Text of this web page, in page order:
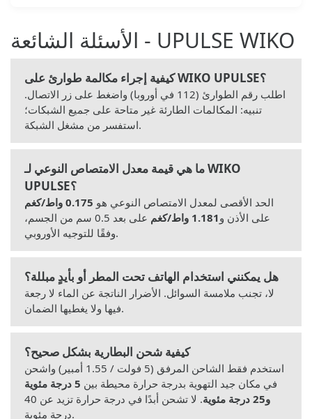
الأسئلة الشائعة - UPULSE WIKO
كيفية إجراء مكالمة طوارئ على WIKO UPULSE؟
اطلب رقم الطوارئ (112 في أوروبا) واضغط على زر الاتصال.
تنبيه: المكالمات الطارئة غير متاحة على جميع الشبكات؛
استفسر من مشغل الشبكة.
ما هي قيمة معدل الامتصاص النوعي لـ WIKO
UPULSE؟
الحد الأقصى لمعدل الامتصاص النوعي هو 0.175 واط/كغم
على الأذن و1.181 واط/كغم
على بعد 0.5 سم من الجسم،
وفقًا للتوجيه الأوروبي.
هل يمكنني استخدام الهاتف تحت المطر أو بأيدٍ مبللة؟
لا، تجنب ملامسة السوائل. الأضرار الناتجة عن الماء لا رجعة
فيها ولا يغطيها الضمان.
كيفية شحن البطارية بشكل صحيح؟
استخدم فقط الشاحن المرفق (5 فولت / 1.55 أمبير) واشحن
في مكان جيد التهوية بدرجة حرارة محيطة بين
5 درجة مئوية
و25 درجة مئوية
. لا تشحن أبدًا في درجة حرارة تزيد عن 40
درجة مئوية.